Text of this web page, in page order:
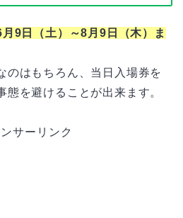
9日（土）～8月9日（木）ま
のはもちろん、当日入場券を
を避けることが出来ます。
サーリンク